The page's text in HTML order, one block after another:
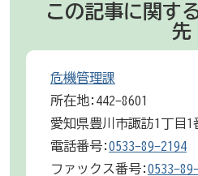
この記事に関す
先
危機管理課
所在地:442-8601
愛知県豊川市諏訪1丁目1
電話番号:0533-89-2194
ファックス番号:0533-